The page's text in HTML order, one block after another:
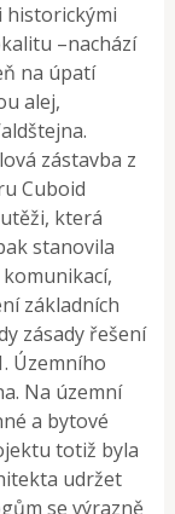
historickými
–nachází
na úpatí
alej,
zástavba z
Cuboid
která
stanovila
základních
zásady řešení
Územního
Na územní
a bytové
totiž byla
udržet
se výrazně